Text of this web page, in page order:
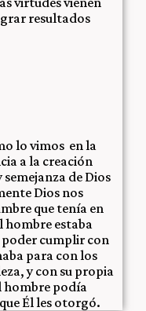
resultados
lo vimos en la
a la creación
de Dios
Dios nos
que tenía en
hombre estaba
cumplir con
para con los
y con su propia
hombre podía
Él les otorgó.